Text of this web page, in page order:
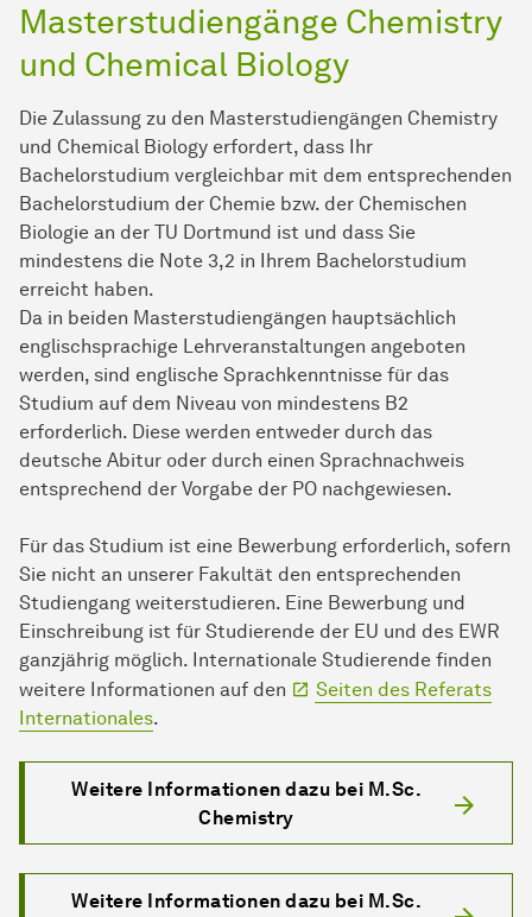
Masterstudiengänge Chemistry
und Chemical Biology
Die Zulassung zu den Masterstudiengängen Chemistry
und Chemical Biology erfordert, dass Ihr
Bachelorstudium vergleichbar mit dem entsprechenden
Bachelorstudium der Chemie bzw. der Chemischen
Biologie an der TU Dortmund ist und dass Sie
mindestens die Note 3,2 in Ihrem Bachelorstudium
erreicht haben.
Da in beiden Masterstudiengängen hauptsächlich
englischsprachige Lehrveranstaltungen angeboten
werden, sind englische Sprachkenntnisse für das
Studium auf dem Niveau von mindestens B2
erforderlich. Diese werden entweder durch das
deutsche Abitur oder durch einen Sprachnachweis
entsprechend der Vorgabe der PO nachgewiesen.
Für das Studium ist eine Bewerbung erforderlich, sofern
Sie nicht an unserer Fakultät den entsprechenden
Studiengang weiterstudieren. Eine Bewerbung und
Einschreibung ist für Studierende der EU und des EWR
ganzjährig möglich. Internationale Studierende finden
weitere Informationen auf den
Seiten des Referats
Internationales.
Weitere Informationen dazu bei M.Sc.
Chemistry
Weitere Informationen dazu bei M.Sc.